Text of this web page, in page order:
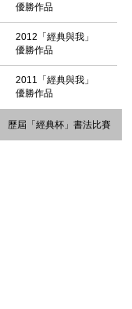
優勝作品
2012「經典與我」
優勝作品
2011「經典與我」
優勝作品
歷屆「經典杯」書法比賽